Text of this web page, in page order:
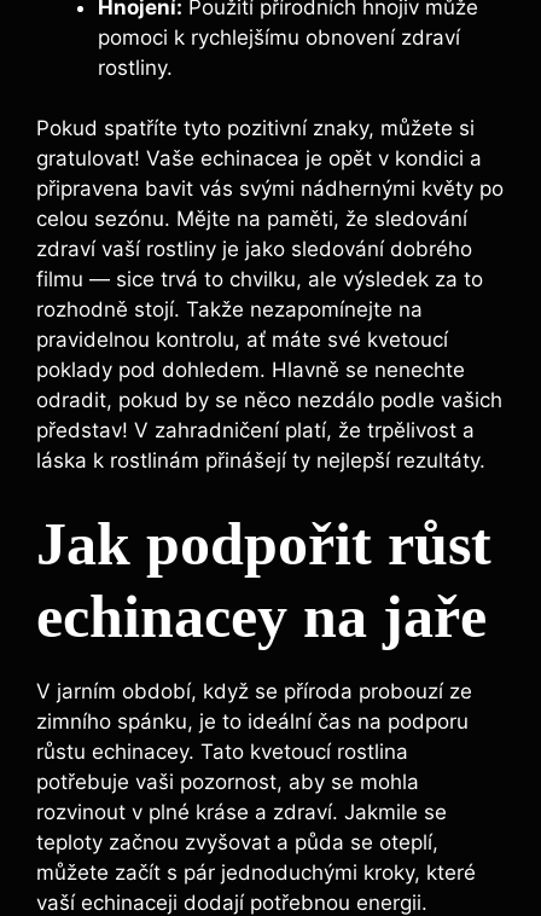
Hnojení: Použití přírodních hnojiv může
⁤pomoci⁣ k rychlejšímu ‌obnovení zdraví
rostliny.
Pokud spatříte tyto ‍pozitivní znaky, můžete si
gratulovat! Vaše⁤ echinacea je opět v kondici a
připravena bavit ​vás ⁣svými ⁣nádhernými ‍květy po
celou ​sezónu.⁢ Mějte na ⁤paměti, že sledování
zdraví vaší rostliny je jako sledování dobrého
filmu⁣ — sice trvá to chvilku, ‍ale​ výsledek za to
rozhodně stojí. Takže nezapomínejte na
pravidelnou kontrolu, ať máte své kvetoucí
⁤poklady pod dohledem.​ Hlavně ​se nenechte
odradit, pokud by se něco ‌nezdálo podle vašich
představ! ​V ‍zahradničení platí, že trpělivost a
láska‌ k ⁣rostlinám⁤ přinášejí ty​ nejlepší rezultáty.
Jak podpořit růst
echinacey ⁢na‍ jaře
V jarním období, když‍ se příroda probouzí‌ ze
zimního ⁤spánku, je ⁣to ideální čas na podporu
růstu echinacey. ⁣Tato kvetoucí rostlina
potřebuje vaši pozornost, aby se​ mohla
⁢rozvinout⁢ v plné kráse ​a ​zdraví. Jakmile se
teploty⁣ začnou ⁢zvyšovat a půda​ se ‌oteplí,‍
můžete začít s pár jednoduchými⁣ kroky,⁤ které
vaší ⁤echinaceji dodají potřebnou energii.